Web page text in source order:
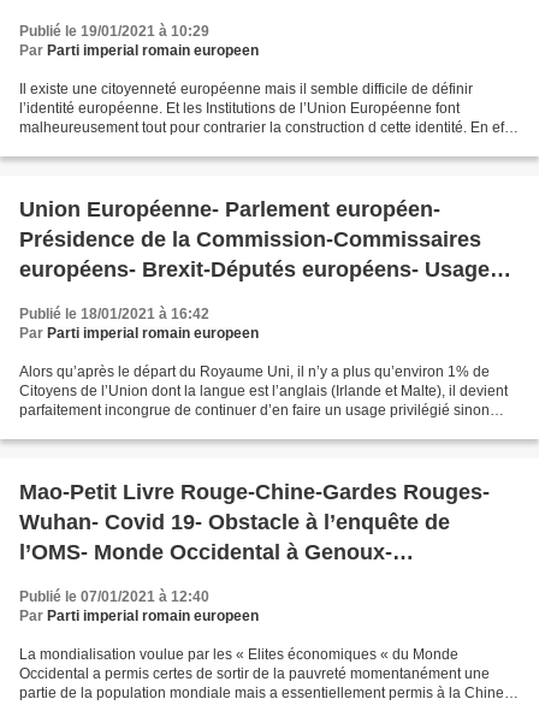
Publié le 19/01/2021 à 10:29
Par Parti imperial romain europeen
Il existe une citoyenneté européenne mais il semble difficile de définir
l’identité européenne. Et les Institutions de l’Union Européenne font
malheureusement tout pour contrarier la construction d cette identité. En effet
Union Européenne- Parlement européen-
Présidence de la Commission-Commissaires
européens- Brexit-Députés européens- Usage
privilégié voire exclusif de l'anglais-
Publié le 18/01/2021 à 16:42
Par Parti imperial romain europeen
Alors qu’après le départ du Royaume Uni, il n’y a plus qu’environ 1% de
Citoyens de l’Union dont la langue est l’anglais (Irlande et Malte), il devient
parfaitement incongrue de continuer d’en faire un usage privilégié sinon
Mao-Petit Livre Rouge-Chine-Gardes Rouges-
Wuhan- Covid 19- Obstacle à l’enquête de
l’OMS- Monde Occidental à Genoux-
Endettement colossal-Rétablissement
Economique chinois- Dictature communiste-
Volonté hégémonique- Dénonciation de tous les
accords commerciaux-Demande d’indemnité à
la Chine-Boycott-
Publié le 07/01/2021 à 12:40
Par Parti imperial romain europeen
La mondialisation voulue par les « Elites économiques « du Monde
Occidental a permis certes de sortir de la pauvreté momentanément une
partie de la population mondiale mais a essentiellement permis à la Chine